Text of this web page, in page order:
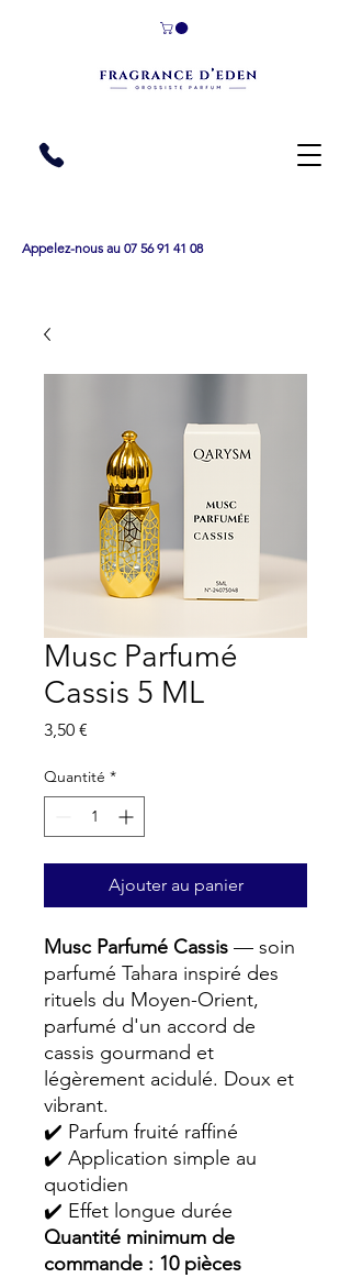
Appelez-nous au 07 56 91 41 08
Musc Parfumé
Cassis 5 ML
3,50 €
Quantité *
Ajouter au panier
Musc Parfumé Cassis — soin
parfumé Tahara inspiré des
rituels du Moyen-Orient,
parfumé d'un accord de
cassis gourmand et
légèrement acidulé. Doux et
vibrant.
✔️ Parfum fruité raffiné
✔️ Application simple au
quotidien
✔️ Effet longue durée
Quantité minimum de
commande : 10 pièces